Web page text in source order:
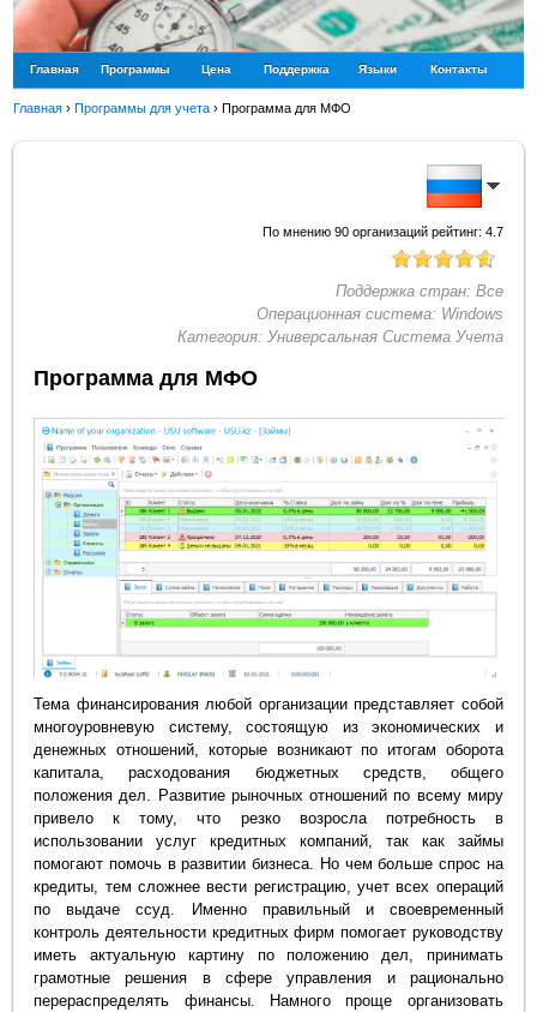
Главная Программы Цена Поддержка Языки Контакты
Главная › Программы для учета › Программа для МФО
По мнению 90организаций рейтинг: 4.7
Поддержка стран: Все
Операционная система: Windows
Категория: Универсальная Система Учета
Программа для МФО
Тема финансирования любой организации представляет собой
многоуровневую систему, состоящую из экономических и
денежных отношений, которые возникают по итогам оборота
капитала, расходования бюджетных средств, общего
положения дел. Развитие рыночных отношений по всему миру
привело к тому, что резко возросла потребность в
использовании услуг кредитных компаний, так как займы
помогают помочь в развитии бизнеса. Но чем больше спрос на
кредиты, тем сложнее вести регистрацию, учет всех операций
по выдаче ссуд. Именно правильный и своевременный
контроль деятельности кредитных фирм помогает руководству
иметь актуальную картину по положению дел, принимать
грамотные решения в сфере управления и рационально
перераспределять финансы. Намного проще организовать